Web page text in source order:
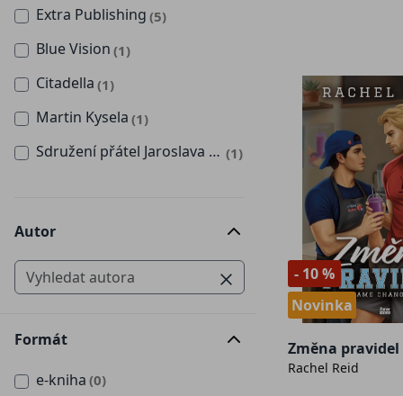
Extra Publishing (5)
Blue Vision (1)
Citadella (1)
Martin Kysela (1)
Sdružení přátel Jaroslava Foglara, z.s. (1)
Autor
Formát
e-kniha (0)
- 10 %
Novinka
Změna pravidel
Rachel Reid